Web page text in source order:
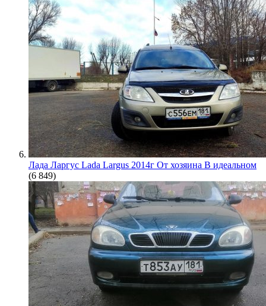
Лада Ларгус Lada Largus 2014г От хозяина В идеальном
(6 849)